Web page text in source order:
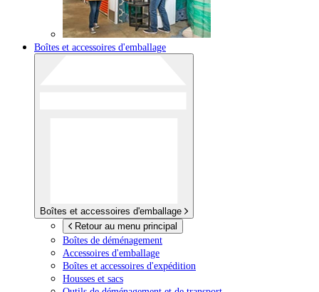
Boîtes et accessoires d'emballage
Boîtes et accessoires d'emballage
Retour au menu principal
Boîtes de déménagement
Accessoires d'emballage
Boîtes et accessoires d'expédition
Housses et sacs